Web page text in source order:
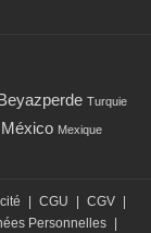
Turquie
Mexique
CGU CGV
Personnelles